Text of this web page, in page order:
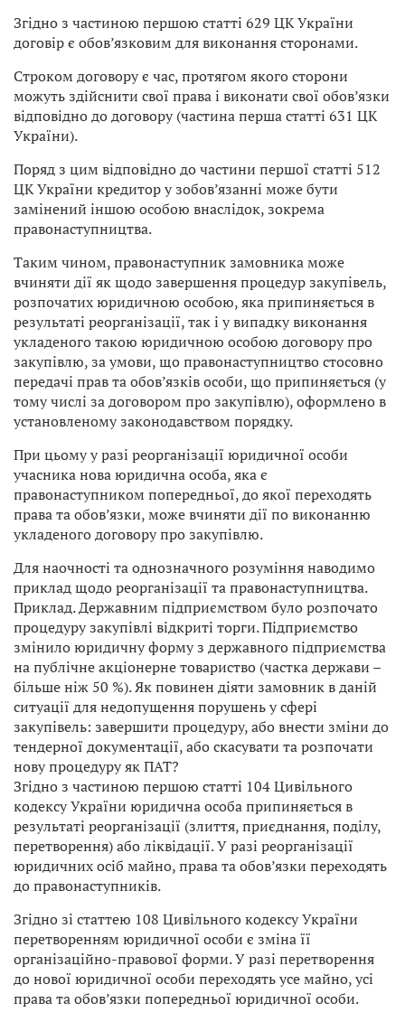
Згідно з частиною першою статті 629 ЦК України
договір є обов’язковим для виконання сторонами.
Строком договору є час, протягом якого сторони
можуть здійснити свої права і виконати свої обов’язки
відповідно до договору (частина перша статті 631 ЦК
України).
Поряд з цим відповідно до частини першої статті 512
ЦК України кредитор у зобов’язанні може бути
замінений іншою особою внаслідок, зокрема
правонаступництва.
Таким чином, правонаступник замовника може
вчиняти дії як щодо завершення процедур закупівель,
розпочатих юридичною особою, яка припиняється в
результаті реорганізації, так і у випадку виконання
укладеного такою юридичною особою договору про
закупівлю, за умови, що правонаступництво стосовно
передачі прав та обов’язків особи, що припиняється (у
тому числі за договором про закупівлю), оформлено в
установленому законодавством порядку.
При цьому у разі реорганізації юридичної особи
учасника нова юридична особа, яка є
правонаступником попередньої, до якої переходять
права та обов’язки, може вчиняти дії по виконанню
укладеного договору про закупівлю.
Для наочності та однозначного розуміння наводимо
приклад щодо реорганізації та правонаступництва.
Приклад. Державним підприємством було розпочато
процедуру закупівлі відкриті торги. Підприємство
змінило юридичну форму з державного підприємства
на публічне акціонерне товариство (частка держави –
більше ніж 50 %). Як повинен діяти замовник в даній
ситуації для недопущення порушень у сфері
закупівель: завершити процедуру, або внести зміни до
тендерної документації, або скасувати та розпочати
нову процедуру як ПАТ?
Згідно з частиною першою статті 104 Цивільного
кодексу України юридична особа припиняється в
результаті реорганізації (злиття, приєднання, поділу,
перетворення) або ліквідації. У разі реорганізації
юридичних осіб майно, права та обов’язки переходять
до правонаступників.
Згідно зі статтею 108 Цивільного кодексу України
перетворенням юридичної особи є зміна її
організаційно-правової форми. У разі перетворення
до нової юридичної особи переходять усе майно, усі
права та обов’язки попередньої юридичної особи.